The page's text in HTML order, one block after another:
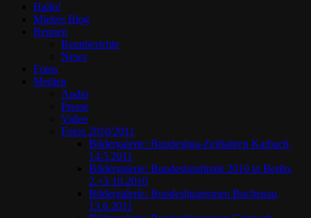
Hallo!
Miekes Blog
Rennen
Rennberichte
News
Fotos
Medien
Audio
Presse
Video
Fotos 2010/2011
Bildergalerie: Bundesliga-Zeitfahren Karbach,
14.5.2011
Bildergalerie: Bundesligafinale 2010 in Berlin,
2.+3.10.2010
Bildergalerie: Bundesligarennen Buchenau,
13.6.2011